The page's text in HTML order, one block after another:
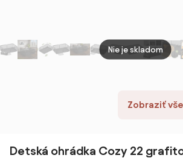
Zobraziť
Nie je skladom
Detská ohrádka Cozy 22